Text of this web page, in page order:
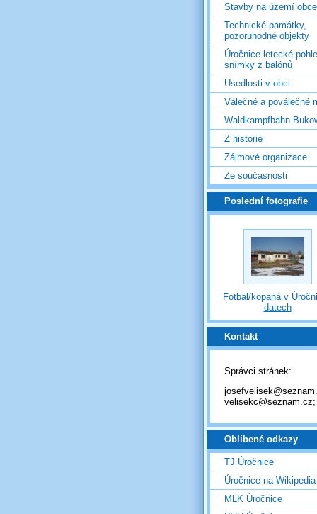
Stavby na území obce
Technické památky,
pozoruhodné objekty
Úročnice letecké
snímky z balónů
Usedlosti v obci
Válečné a poválečné
Waldkampfbahn
Z historie
Zájmové organizace
Ze současnosti
Poslední fotografie
Fotbal/kopaná v
datech
Kontakt
Správci stránek:
velisekc@seznam.cz;
Oblíbené odkazy
TJ Úročnice
Úročnice na Wikipedia
MLK Úročnice